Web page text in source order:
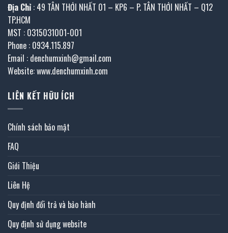
Địa Chỉ : 49 TÂN THỚI NHẤT 01 – KP6 – P. TÂN THỚI NHẤT – Q12
TP.HCM
MST : 0315031001-001
Phone : 0934.115.897
Email : denchumxinh@gmail.com
Website: www.denchumxinh.com
LIÊN KẾT HỮU ÍCH
Chính sách bảo mật
FAQ
Giới Thiệu
Liên Hệ
Quy định đổi trả và bảo hành
Quy định sử dụng website